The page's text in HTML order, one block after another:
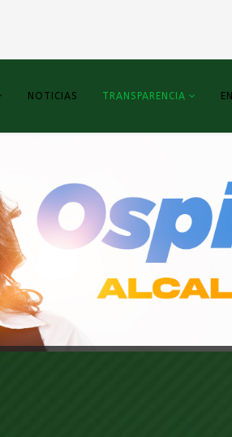
NOTICIAS TRANSPARENCIA